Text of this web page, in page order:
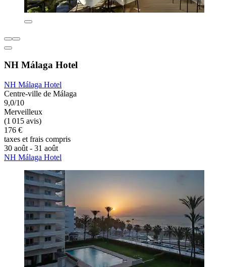
NH Málaga Hotel
NH Málaga Hotel
Centre-ville de Málaga
9,0/10
Merveilleux
(1 015 avis)
176 €
taxes et frais compris
30 août - 31 août
NH Málaga Hotel